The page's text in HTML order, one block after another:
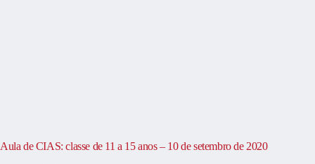
Aula de CIAS: classe de 11 a 15 anos – 10 de setembro de 2020